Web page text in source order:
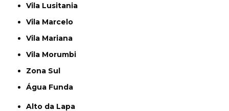
Vila Lusitania
Vila Marcelo
Vila Mariana
Vila Morumbi
Zona Sul
Água Funda
Alto da Lapa